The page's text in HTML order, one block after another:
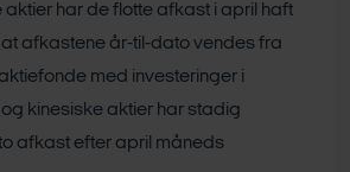
har de flotte afkast i april haft
afkastene år-til-dato vendes fra
aktiefonde med investeringer i
kinesiske aktier har stadig
afkast efter april måneds